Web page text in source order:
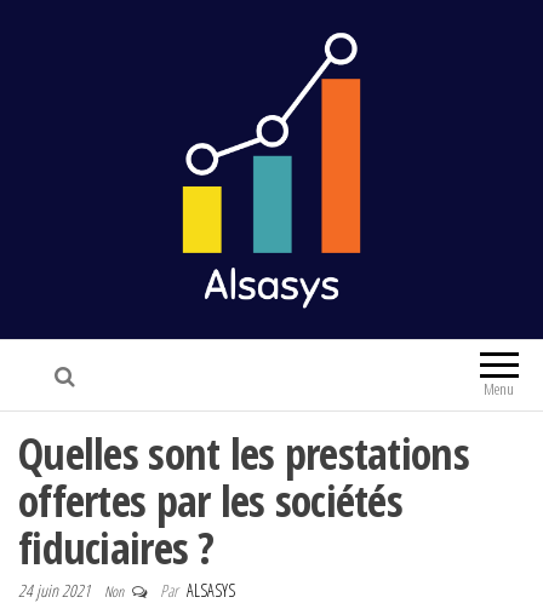
Alsasys Finance & Marketing
Menu
Quelles sont les prestations
offertes par les sociétés
fiduciaires ?
24 juin 2021 Non Par ALSASYS